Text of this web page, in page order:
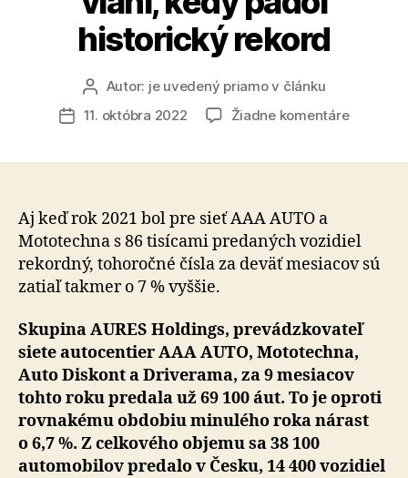
historický rekord
Autor
článku
Autor: je uvedený priamo v článku
Dátum
11. októbra 2022 Žiadne komentárena
viac
ako
obdobie
vlani,
kedy
padol
Aj keď rok 2021 bol pre sieť AAA AUTO a
Mototechna s 86 tisícami predaných vozidiel
rekordný, tohoročné čísla za deväť mesiacov sú
zatiaľ takmer o 7 % vyššie.
Skupina AURES Holdings, prevádzkovateľ
siete autocentier AAA AUTO, Mototechna,
Auto Diskont a Driverama, za 9 mesiacov
tohto roku predala už 69 100 áut. To je oproti
rovnakému obdobiu minulého roka nárast
o 6,7 %. Z celkového objemu sa 38 100
automobilov predalo v Česku, 14 400 vozidiel